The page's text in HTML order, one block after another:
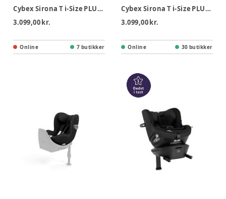
Cybex Sirona T i-Size PLUS Autostol - Mirage Grey
3.099,00 kr.
Online 7 butikker
Cybex Sirona T i-Size PLUS Autostol - Sepia Black
3.099,00 kr.
Online 30 butikker